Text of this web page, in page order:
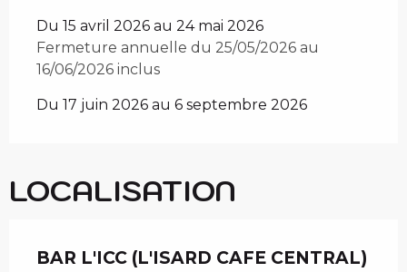
Du 15 avril 2026 au 24 mai 2026
Fermeture annuelle du 25/05/2026 au
16/06/2026 inclus
Du 17 juin 2026 au 6 septembre 2026
LOCALISATION
BAR L'ICC (L'ISARD CAFE CENTRAL)